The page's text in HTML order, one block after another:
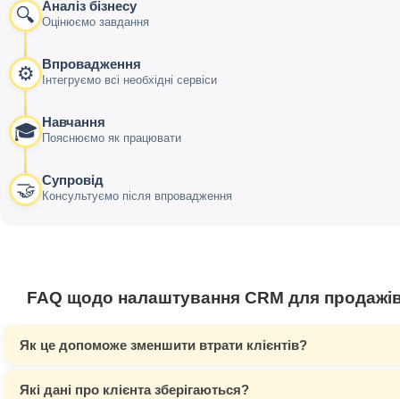
🔍 Аналіз бізнесу
Оцінюємо завдання
⚙️ Впровадження
Інтегруємо всі необхідні сервіси
🎓 Навчання
Пояснюємо як працювати
🤝 Супровід
Консультуємо після впровадження
FAQ щодо налаштування CRM для
Як це допоможе зменшити втрати клієнтів?
Які дані про клієнта зберігаються?